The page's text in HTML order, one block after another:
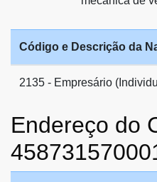
Código e Descrição da
2135 - Empresário
Endereço do